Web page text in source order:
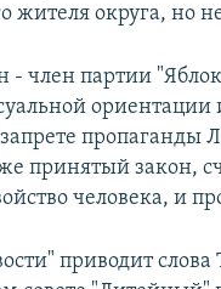
жителя округа, но
член партии
ориентации
запрете
принятый закон,
человека, и
приводит